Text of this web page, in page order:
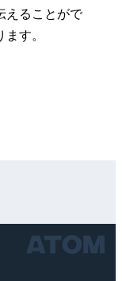
えることがで
す。